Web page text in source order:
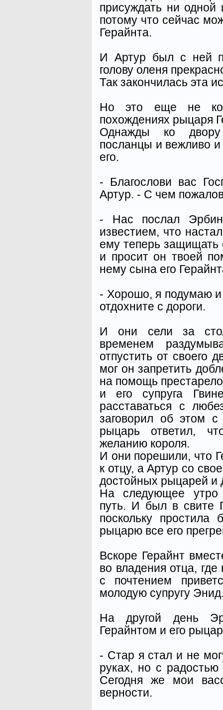
присуждать ни одной
потому что сейчас
Герайнта.
И Артур был с ней
голову оленя
Так закончилась эта
Но это еще не
похождениях рыцаря
Однажды ко
посланцы и вежливо и
его.
- Благослови вас
Артур. - С чем
- Нас послал
известием, что
ему теперь защищать
и просит он твоей
нему сына его
- Хорошо, я подумаю и
отдохните с дороги.
И они сели за
временем
отпустить от своего
мог он запретить
на помощь
и его супруга
расставаться с
заговорил об этом с
рыцарь ответил,
желанию короля.
И они порешили, что
к отцу, а Артур со
достойных рыцарей и
На следующее утро
путь. И был в свите
поскольку простила
рыцарю все его
Вскоре Герайнт
во владения отца,
с почтением
молодую супругу
На другой день
Герайнтом и его
- Стар я стал и не
руках, но с
Сегодня же мои
верности.